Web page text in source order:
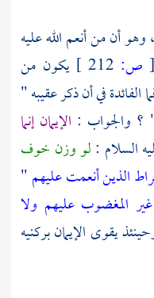
وهو أن من أنعم الله عليه
[ ص:
يكون من
الفائدة في أن ذكر عقيبه "
؟ والجواب : الإيمان إنما
السلام :لو وزن خوف
الذين أنعمت عليهم"
غير المغضوب عليهم ولا
يقوى الإيمان بركنيه